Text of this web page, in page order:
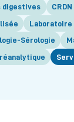
digestives
Laboratoire
Sérologie